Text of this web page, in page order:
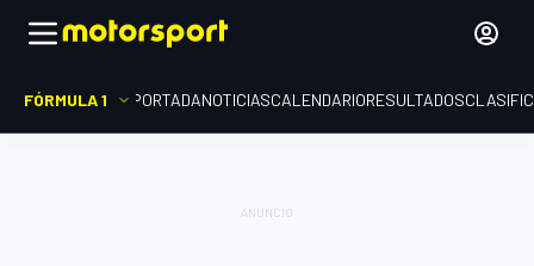
FÓRMULA 1 PORTADANOTICIASCALENDARIORESULTADOS